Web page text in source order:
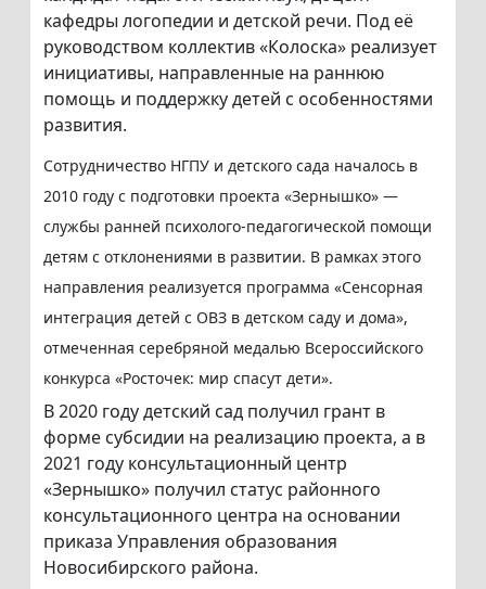
кафедры логопедии и детской речи. Под её
руководством коллектив «Колоска» реализует
инициативы, направленные на раннюю
помощь и поддержку детей с особенностями
развития.
Сотрудничество НГПУ и детского сада началось в
2010 году с подготовки проекта «Зернышко» —
службы ранней психолого-педагогической помощи
детям с отклонениями в развитии. В рамках этого
направления реализуется программа «Сенсорная
интеграция детей с ОВЗ в детском саду и дома»,
отмеченная серебряной медалью Всероссийского
конкурса «Росточек: мир спасут дети».
В 2020 году детский сад получил грант в
форме субсидии на реализацию проекта, а в
2021 году консультационный центр
«Зернышко» получил статус районного
консультационного центра на основании
приказа Управления образования
Новосибирского района.